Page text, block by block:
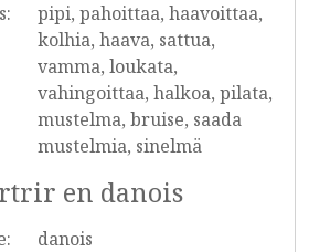
pipi, pahoittaa, haavoittaa,
kolhia, haava, sattua,
vamma, loukata,
vahingoittaa, halkoa, pilata,
mustelma, bruise, saada
mustelmia, sinelmä
en danois
danois